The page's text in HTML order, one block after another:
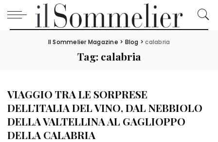
Il Sommelier Magazine > Blog >calabria
Tag: calabria
VIAGGIO TRA LE SORPRESE
DELL’ITALIA DEL VINO, DAL NEBBIOLO
DELLA VALTELLINA AL GAGLIOPPO
DELLA CALABRIA